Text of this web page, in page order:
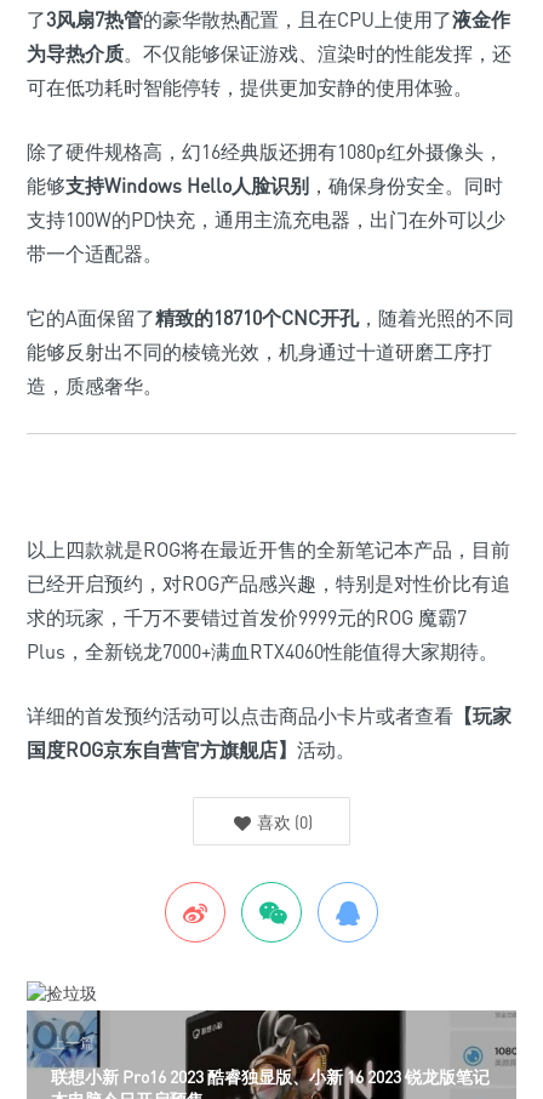
了3风扇7热管的豪华散热配置，且在CPU上使用了液金作
为导热介质。不仅能够保证游戏、渲染时的性能发挥，还
可在低功耗时智能停转，提供更加安静的使用体验。
除了硬件规格高，幻16经典版还拥有1080p红外摄像头，
能够支持Windows Hello人脸识别 ，确保身份安全。同时
支持100W的PD快充，通用主流充电器，出门在外可以少
带一个适配器。
它的A面保留了精致的18710个CNC开孔，随着光照的不同
能够反射出不同的棱镜光效，机身通过十道研磨工序打
造，质感奢华。
以上四款就是ROG将在最近开售的全新笔记本产品，目前
已经开启预约，对ROG产品感兴趣，特别是对性价比有追
求的玩家，千万不要错过首发价9999元的ROG 魔霸7
Plus，全新锐龙7000+满血RTX4060性能值得大家期待。
详细的首发预约活动可以点击商品小卡片或者查看 【玩家
国度ROG京东自营官方旗舰店】 活动。
喜欢 (0)
上一篇
联想小新 Pro16 2023 酷睿独显版、小新 16 2023 锐龙版笔记